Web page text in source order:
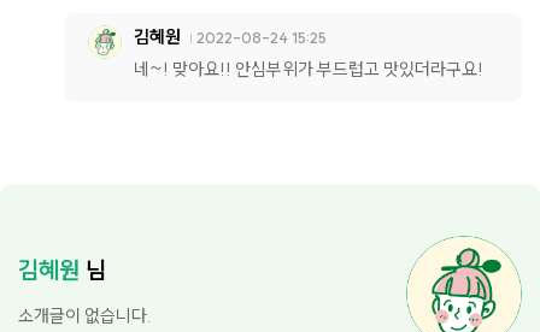
김혜원 2022-08-24 15:25
네~! 맞아요!! 안심부위가 부드럽고 맛있더라구요!
김혜원 님
소개글이 없습니다.